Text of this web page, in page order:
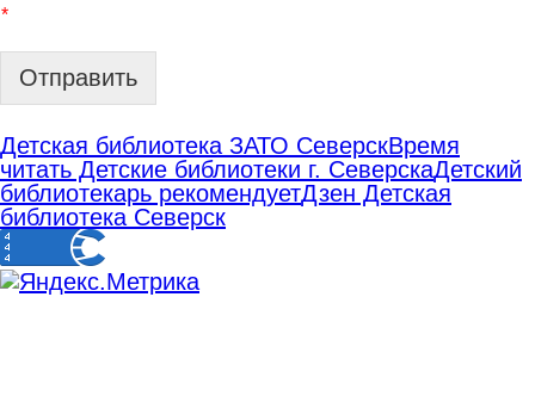
*
Отправить
Детская библиотека ЗАТО СеверскВремя
читать Детские библиотеки г. СеверскаДетский
библиотекарь рекомендуетДзен Детская
библиотека Северск